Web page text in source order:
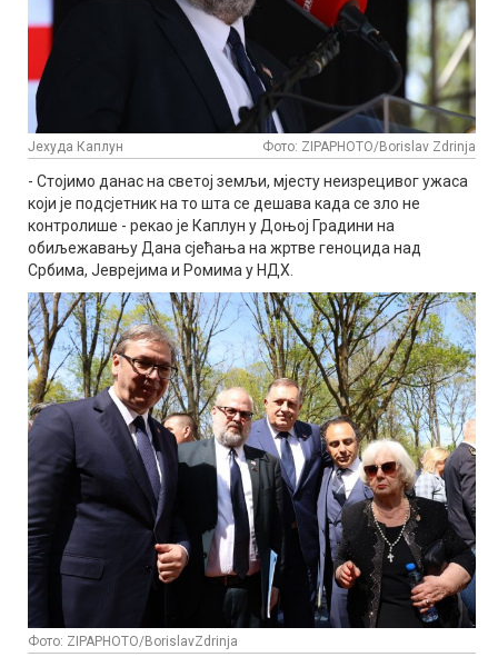
Јехуда Каплун Фото: ZIPAPHOTO/Borislav Zdrinja
- Стојимо данас на светој земљи, мјесту неизрецивог ужаса
који је подсјетник на то шта се дешава када се зло не
контролише - рекао је Каплун у Доњој Градини на
обиљежавању Дана сјећања на жртве геноцида над
Србима, Јеврејима и Ромима у НДХ.
Фото: ZIPAPHOTO/BorislavZdrinja